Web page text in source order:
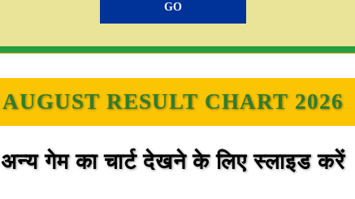
GO
AUGUST RESULT CHART 2026
अन्य गेम का चार्ट देखने के लिए स्लाइड करें